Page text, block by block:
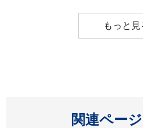
もっと見
関連ペー